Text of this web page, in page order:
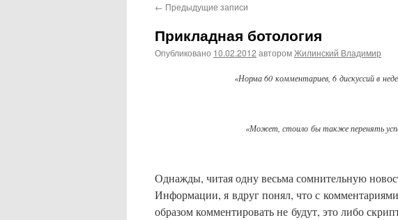
содержимому
← Предыдущие записи
Прикладная ботология
Опубликовано 10.02.2012 авторомЖилинский Владимир
«Норма 60 комментариев, 6 дискуссий в
«Может, стоило бы также перенять
Однажды, читая одну весьма сомнительную
Информации, я вдруг понял, что с
образом комментировать не будут, это либо